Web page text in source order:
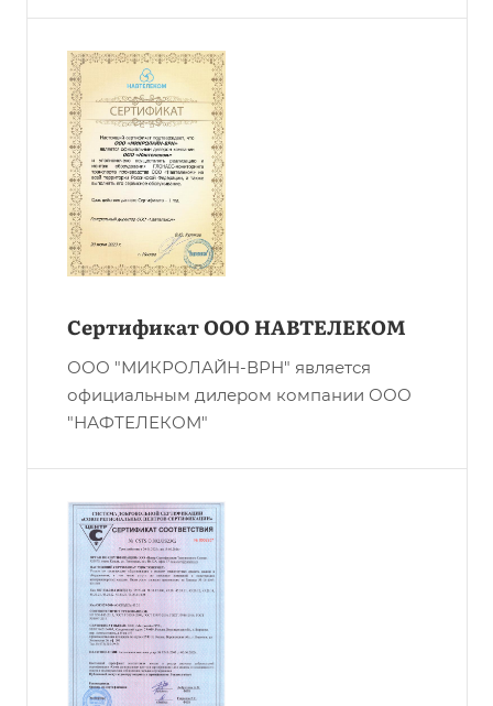
Сертификат ООО НАВТЕЛЕКОМ
ООО "МИКРОЛАЙН-ВРН" является
официальным дилером компании ООО
"НАФТЕЛЕКОМ"